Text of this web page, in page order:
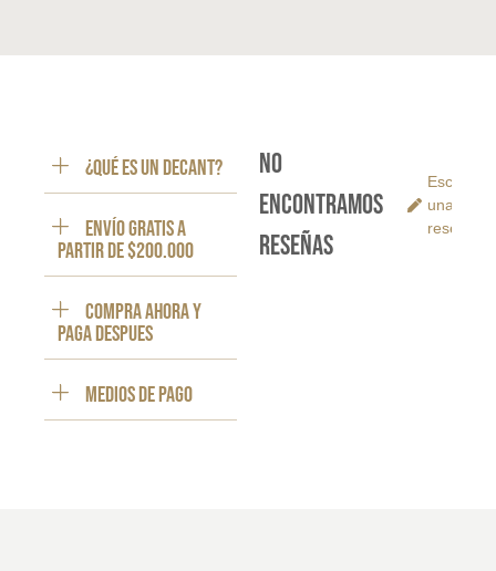
¿Qué es un decant?
ENVÍO GRATIS a
partir de $200.000
Compra ahora y
paga despues
Medios de pago
No
encontramos
reseñas
Escribe
una
reseña